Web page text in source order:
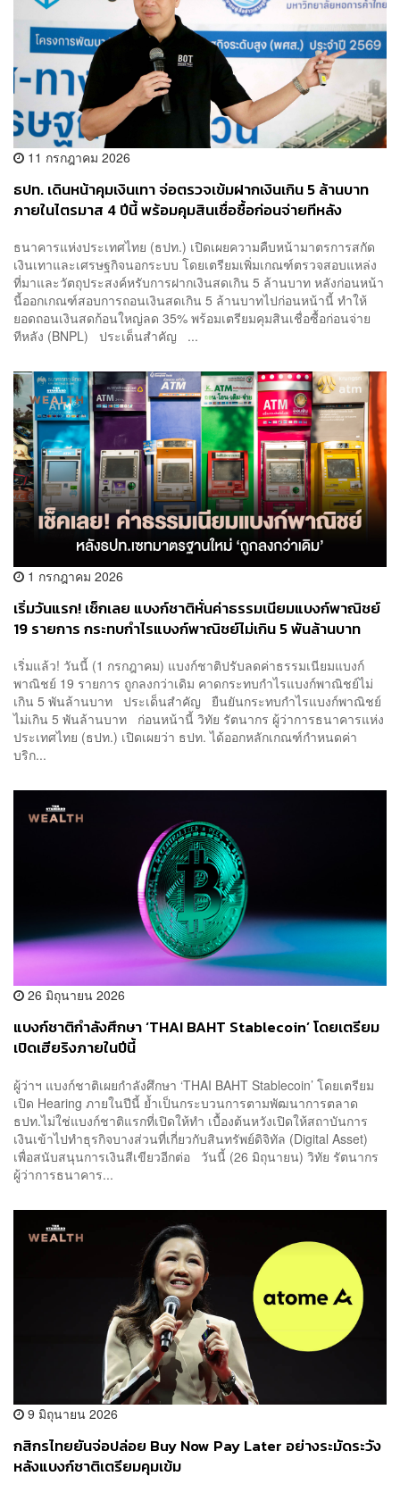
11 กรกฎาคม 2026
ธปท. เดินหน้าคุมเงินเทา จ่อตรวจเข้มฝากเงินเกิน 5 ล้านบาท
ภายในไตรมาส 4 ปีนี้ พร้อมคุมสินเชื่อซื้อก่อนจ่ายทีหลัง
ธนาคารแห่งประเทศไทย (ธปท.) เปิดเผยความคืบหน้ามาตรการสกัด
เงินเทาและเศรษฐกิจนอกระบบ โดยเตรียมเพิ่มเกณฑ์ตรวจสอบแหล่ง
ที่มาและวัตถุประสงค์หรับการฝากเงินสดเกิน 5 ล้านบาท หลังก่อนหน้า
นี้ออกเกณฑ์สอบการถอนเงินสดเกิน 5 ล้านบาทไปก่อนหน้านี้ ทำให้
ยอดถอนเงินสดก้อนใหญ่ลด 35% พร้อมเตรียมคุมสินเชื่อซื้อก่อนจ่าย
ทีหลัง (BNPL) ประเด็นสำคัญ ...
1 กรกฎาคม 2026
เริ่มวันแรก! เช็กเลย แบงก์ชาติหั่นค่าธรรมเนียมแบงก์พาณิชย์
19 รายการ กระทบกำไรแบงก์พาณิชย์ไม่เกิน 5 พันล้านบาท
เริ่มแล้ว! วันนี้ (1 กรกฎาคม) แบงก์ชาติปรับลดค่าธรรมเนียมแบงก์
พาณิชย์ 19 รายการ ถูกลงกว่าเดิม คาดกระทบกำไรแบงก์พาณิชย์ไม่
เกิน 5 พันล้านบาท ประเด็นสำคัญ ยืนยันกระทบกำไรแบงก์พาณิชย์
ไม่เกิน 5 พันล้านบาท ก่อนหน้านี้ วิทัย รัตนากร ผู้ว่าการธนาคารแห่ง
ประเทศไทย (ธปท.) เปิดเผยว่า ธปท. ได้ออกหลักเกณฑ์กำหนดค่า
บริก...
26 มิถุนายน 2026
แบงก์ชาติกำลังศึกษา ‘THAI BAHT Stablecoin’ โดยเตรียม
เปิดเฮียริงภายในปีนี้
ผู้ว่าฯ แบงก์ชาติเผยกำลังศึกษา ‘THAI BAHT Stablecoin’ โดยเตรียม
เปิด Hearing ภายในปีนี้ ย้ำเป็นกระบวนการตามพัฒนาการตลาด
ธปท.ไม่ใช่แบงก์ชาติแรกที่เปิดให้ทำ เบื้องต้นหวังเปิดให้สถาบันการ
เงินเข้าไปทำธุรกิจบางส่วนที่เกี่ยวกับสินทรัพย์ดิจิทัล (Digital Asset)
เพื่อสนับสนุนการเงินสีเขียวอีกต่อ วันนี้ (26 มิถุนายน) วิทัย รัตนากร
ผู้ว่าการธนาคาร...
9 มิถุนายน 2026
กสิกรไทยยันจ่อปล่อย Buy Now Pay Later อย่างระมัดระวัง
หลังแบงก์ชาติเตรียมคุมเข้ม